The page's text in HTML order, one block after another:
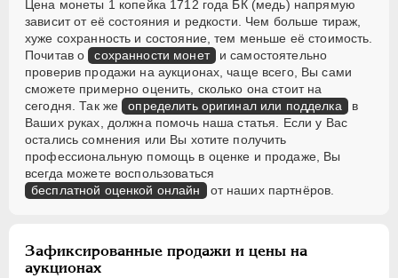
Цена монеты 1 копейка 1712 года БК (медь) напрямую
зависит от её состояния и редкости. Чем больше тираж,
хуже сохранность и состояние, тем меньше её стоимость.
Почитав о сохранности монет и самостоятельно
проверив продажи на аукционах, чаще всего, Вы сами
сможете примерно оценить, сколько она стоит на
сегодня. Так же определить оригинал или подделка в
Ваших руках, должна помочь наша статья. Если у Вас
остались сомнения или Вы хотите получить
профессиональную помощь в оценке и продаже, Вы
всегда можете воспользоваться
бесплатной оценкой онлайн от наших партнёров.
Зафиксированные продажи и цены на
аукционах